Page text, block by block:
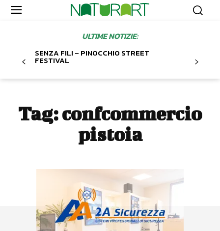
ULTIME NOTIZIE:
SENZA FILI – PINOCCHIO STREET
FESTIVAL
Tag:confcommercio
pistoia